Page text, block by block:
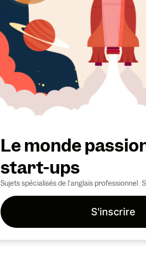
Le monde
start-ups
Sujets spécialisés de l'anglais professionnel :
S'inscrire